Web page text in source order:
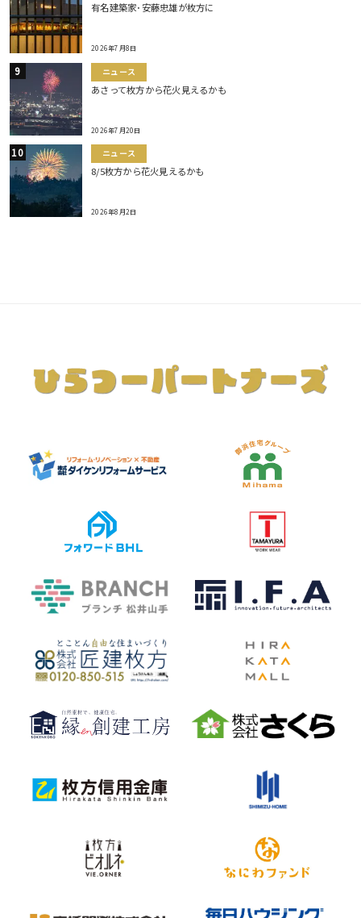
有名建築家･安藤忠雄が枚方に
2026年7月8日
ニュース
あさって枚方から花火見えるかも
2026年7月20日
ニュース
8/5枚方から花火見えるかも
2026年8月2日